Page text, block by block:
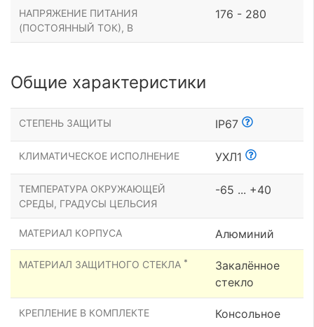
НАПРЯЖЕНИЕ ПИТАНИЯ
(ПОСТОЯННЫЙ ТОК), В
176 - 280
Общие характеристики
СТЕПЕНЬ ЗАЩИТЫ IP67
КЛИМАТИЧЕСКОЕ ИСПОЛНЕНИЕ УХЛ1
ТЕМПЕРАТУРА ОКРУЖАЮЩЕЙ
СРЕДЫ, ГРАДУСЫ ЦЕЛЬСИЯ
-65 ... +40
МАТЕРИАЛ КОРПУСА Алюминий
МАТЕРИАЛ ЗАЩИТНОГО СТЕКЛА *
Закалённое
стекло
КРЕПЛЕНИЕ В КОМПЛЕКТЕ Консольное